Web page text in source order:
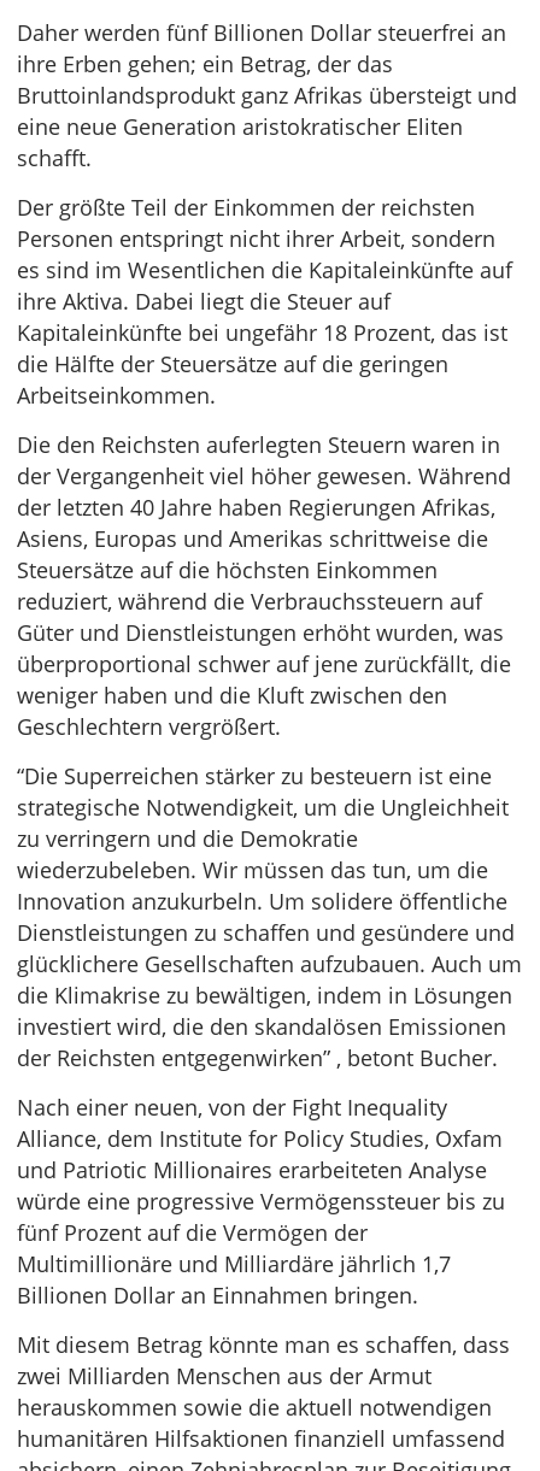
Daher werden fünf Billionen Dollar steuerfrei an
ihre Erben gehen; ein Betrag, der das
Bruttoinlandsprodukt ganz Afrikas übersteigt und
eine neue Generation aristokratischer Eliten
schafft.
Der größte Teil der Einkommen der reichsten
Personen entspringt nicht ihrer Arbeit, sondern
es sind im Wesentlichen die Kapitaleinkünfte auf
ihre Aktiva. Dabei liegt die Steuer auf
Kapitaleinkünfte bei ungefähr 18 Prozent, das ist
die Hälfte der Steuersätze auf die geringen
Arbeitseinkommen.
Die den Reichsten auferlegten Steuern waren in
der Vergangenheit viel höher gewesen. Während
der letzten 40 Jahre haben Regierungen Afrikas,
Asiens, Europas und Amerikas schrittweise die
Steuersätze auf die höchsten Einkommen
reduziert, während die Verbrauchssteuern auf
Güter und Dienstleistungen erhöht wurden, was
überproportional schwer auf jene zurückfällt, die
weniger haben und die Kluft zwischen den
Geschlechtern vergrößert.
“Die Superreichen stärker zu besteuern ist eine
strategische Notwendigkeit, um die Ungleichheit
zu verringern und die Demokratie
wiederzubeleben. Wir müssen das tun, um die
Innovation anzukurbeln. Um solidere öffentliche
Dienstleistungen zu schaffen und gesündere und
glücklichere Gesellschaften aufzubauen. Auch um
die Klimakrise zu bewältigen, indem in Lösungen
investiert wird, die den skandalösen Emissionen
der Reichsten entgegenwirken” , betont Bucher.
Nach einer neuen, von der Fight Inequality
Alliance, dem Institute for Policy Studies, Oxfam
und Patriotic Millionaires erarbeiteten Analyse
würde eine progressive Vermögenssteuer bis zu
fünf Prozent auf die Vermögen der
Multimillionäre und Milliardäre jährlich 1,7
Billionen Dollar an Einnahmen bringen.
Mit diesem Betrag könnte man es schaffen, dass
zwei Milliarden Menschen aus der Armut
herauskommen sowie die aktuell notwendigen
humanitären Hilfsaktionen finanziell umfassend